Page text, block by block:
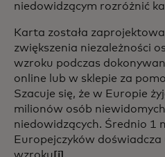
niedowidzącym rozróżnić
Karta została
zwiększenia niezależności
wzroku podczas
online lub w sklepie za
Szacuje się, że w Europie
milionów osób
niedowidzących. Średnio 1
Europejczyków